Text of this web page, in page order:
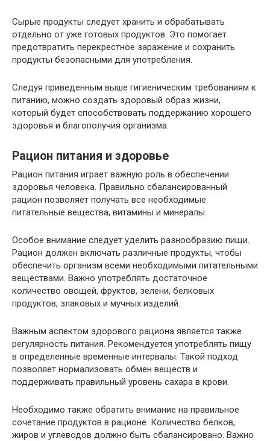
Сырые продукты следует хранить и обрабатывать
отдельно от уже готовых продуктов. Это помогает
предотвратить перекрестное заражение и сохранить
продукты безопасными для употребления.
Следуя приведенным выше гигиеническим требованиям к
питанию, можно создать здоровый образ жизни,
который будет способствовать поддержанию хорошего
здоровья и благополучия организма.
Рацион питания и здоровье
Рацион питания играет важную роль в обеспечении
здоровья человека. Правильно сбалансированный
рацион позволяет получать все необходимые
питательные вещества, витамины и минералы.
Особое внимание следует уделить разнообразию пищи.
Рацион должен включать различные продукты, чтобы
обеспечить организм всеми необходимыми питательными
веществами. Важно употреблять достаточное
количество овощей, фруктов, зелени, белковых
продуктов, злаковых и мучных изделий.
Важным аспектом здорового рациона является также
регулярность питания. Рекомендуется употреблять пищу
в определенные временные интервалы. Такой подход
позволяет нормализовать обмен веществ и
поддерживать правильный уровень сахара в крови.
Необходимо также обратить внимание на правильное
сочетание продуктов в рационе. Количество белков,
жиров и углеводов должно быть сбалансировано. Важно